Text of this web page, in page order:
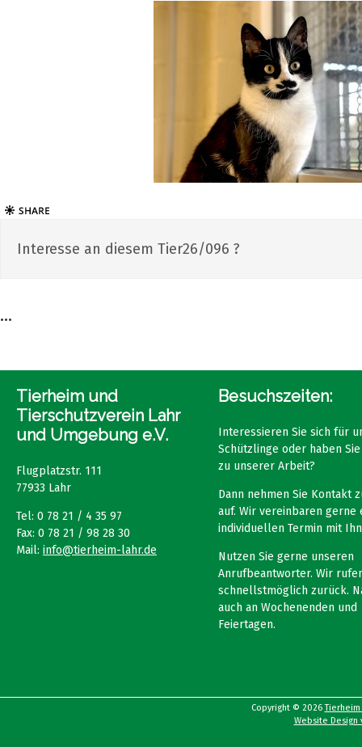
Interesse an diesem Tier26/096 ?
...
Tierheim und
Tierschutzverein Lahr
und Umgebung e.V.
Flugplatzstr. 111
77933 Lahr
Tel: 0 78 21 / 4 35 97
Fax: 0 78 21 / 98 28 30
Mail: info@tierheim-lahr.de
Besuchszeiten:
Interessieren Sie sich für
Schützlinge oder haben
zu unserer Arbeit?
Dann nehmen Sie Kontakt
auf. Wir vereinbaren gerne
individuellen Termin mit
Nutzen Sie gerne unseren
Anrufbeantworter. Wir
schnellstmöglich zurück.
auch an Wochenenden und
Feiertagen.
Copyright © 2026Tierheim
Website Design